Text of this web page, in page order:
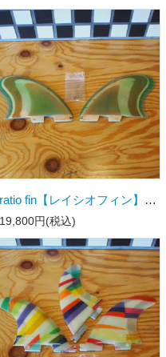
ratio fin【レイシオフィン】サーフボードフィン FCSⅡ用TWIN KEEL FIN
19,800円(税込)